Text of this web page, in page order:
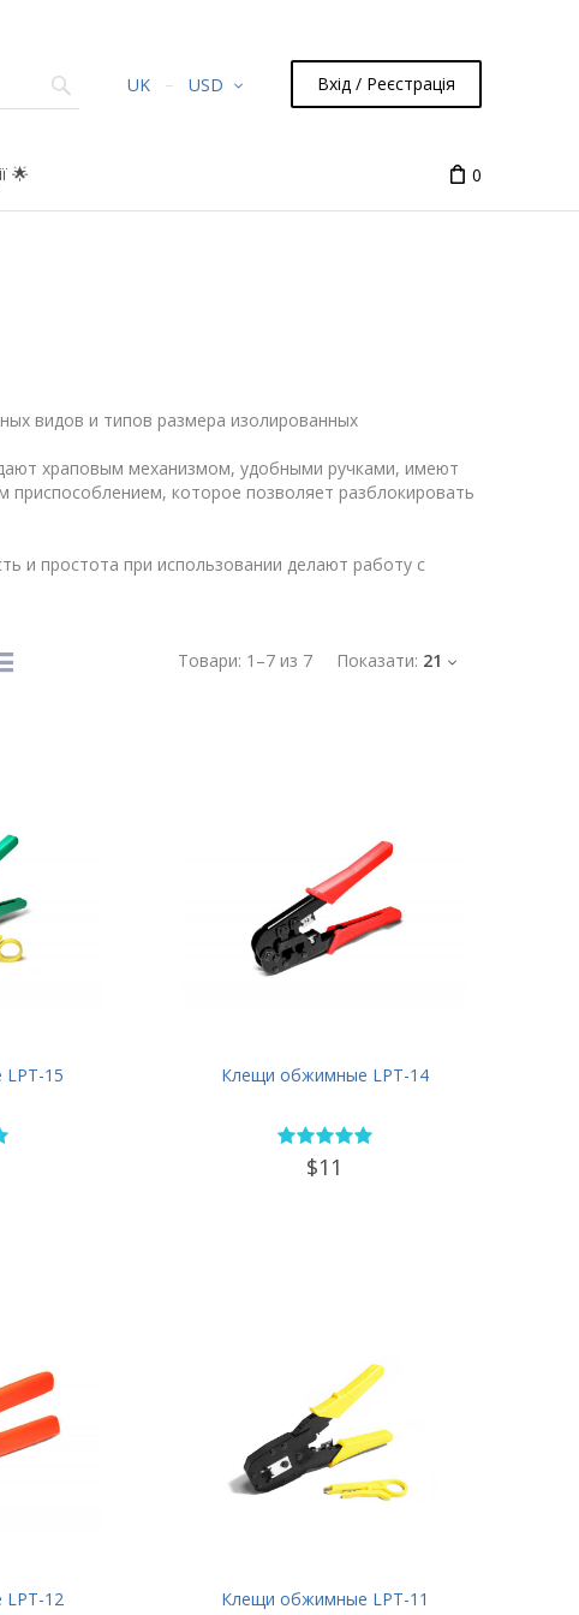
UK USD Вхід / Реєстрація
🌟 0
видов и типов размера изолированных
храповым механизмом, удобными ручками, имеют
которое позволяет разблокировать
и простота при использовании делают работу с
Товари: 1 –7 из 7 Показати: 21
15 Клещи обжимные LPT-14
$11
12 Клещи обжимные LPT-11